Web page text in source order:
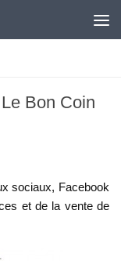
Bon Coin
sociaux, Facebook
et de la vente de